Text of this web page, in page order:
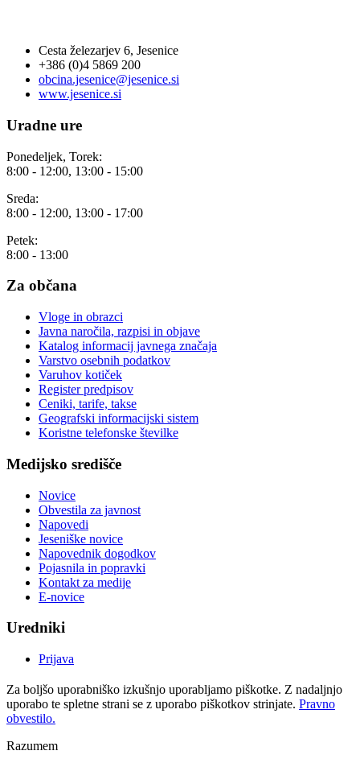
Cesta železarjev 6, Jesenice
+386 (0)4 5869 200
obcina.jesenice@jesenice.si
www.jesenice.si
Uradne ure
Ponedeljek, Torek:
8:00 - 12:00, 13:00 - 15:00
Sreda:
8:00 - 12:00, 13:00 - 17:00
Petek:
8:00 - 13:00
Za občana
Vloge in obrazci
Javna naročila, razpisi in objave
Katalog informacij javnega značaja
Varstvo osebnih podatkov
Varuhov kotiček
Register predpisov
Ceniki, tarife, takse
Geografski informacijski sistem
Koristne telefonske številke
Medijsko središče
Novice
Obvestila za javnost
Napovedi
Jeseniške novice
Napovednik dogodkov
Pojasnila in popravki
Kontakt za medije
E-novice
Uredniki
Prijava
Za boljšo uporabniško izkušnjo uporabljamo piškotke. Z nadaljnjo
uporabo te spletne strani se z uporabo piškotkov strinjate. Pravno
obvestilo.
Razumem